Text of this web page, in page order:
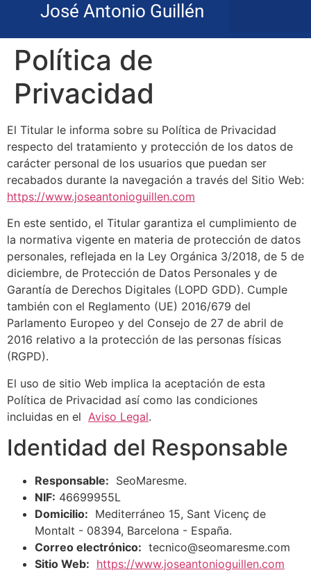
José Antonio Guillén
Política de
Privacidad
El Titular le informa sobre su Política de Privacidad
respecto del tratamiento y protección de los datos de
carácter personal de los usuarios que puedan ser
recabados durante la navegación a través del Sitio Web:
https://www.joseantonioguillen.com
En este sentido, el Titular garantiza el cumplimiento de
la normativa vigente en materia de protección de datos
personales, reflejada en la Ley Orgánica 3/2018, de 5 de
diciembre, de Protección de Datos Personales y de
Garantía de Derechos Digitales (LOPD GDD). Cumple
también con el Reglamento (UE) 2016/679 del
Parlamento Europeo y del Consejo de 27 de abril de
2016 relativo a la protección de las personas físicas
(RGPD).
El uso de sitio Web implica la aceptación de esta
Política de Privacidad así como las condiciones
incluidas en el Aviso Legal.
Identidad del Responsable
Responsable: SeoMaresme.
NIF: 46699955L
Domicilio: Mediterráneo 15, Sant Vicenç de
Montalt - 08394, Barcelona - España.
Correo electrónico: tecnico@seomaresme.com
Sitio Web: https://www.joseantonioguillen.com